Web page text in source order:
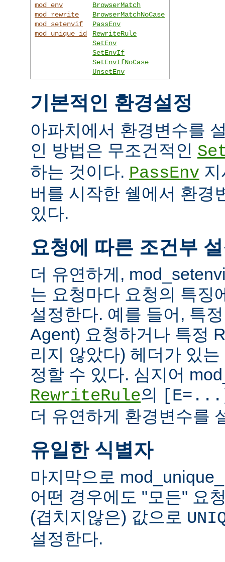
mod_env
mod_rewrite
mod_setenvif
mod_unique_id
BrowserMatch
BrowserMatchNoCase
PassEnv
RewriteRule
SetEnv
SetEnvIf
SetEnvIfNoCase
UnsetEnv
기본적인 환경설정
아파치에서 환경변수를
인 방법은 무조건적인
하는 것이다. PassEnv
버를 시작한 쉘에서 환경
있다.
요청에 따른 조건부
더 유연하게,
는 요청마다 요청의 특징
설정한다. 예를 들어, 특
Agent) 요청하거나 특정
리지 않았다) 헤더가 있
정할 수 있다. 심지어
RewriteRule의
더 유연하게 환경변수를
유일한 식별자
마지막으로
어떤 경우에도 "모든" 요
(겹치지않은) 값으로
설정한다.